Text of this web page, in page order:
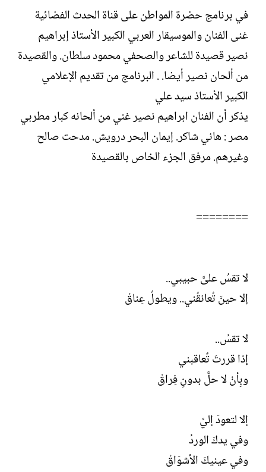
ا
ت
ب
ر
ي
خ
ل
إ
ا
ء
في برنامج حضرة المواطن على قناة الحدث الفضائية
غنى الفنان والموسيقار العربي الكبير الأستاذ إبراهيم
نصير قصيدة للشاعر والصحفي محمود سلطان. والقصيدة
من ألحان نصير أيضا. . البرنامج من تقديم الإعلامي
الكبير الأستاذ سيد علي
يذكر أن الفنان ابراهيم نصير غني من ألحانه كبار مطربي
مصر : هاني شاكر. إيمان البحر درويش. مدحت صالح
وغيرهم. مرفق الجزء الخاص بالقصيدة
========
لا تقسُ علىَّ حبيبي..
إلا حينَ تُعانقُني.. ويطولُ عِناقْ
لا تقسُ..
إذا قررتَ تٌعاقبني
وبِأنْ لا حلَّ بدونِ فِراقْ
إلا لتعودَ إليَّ
وفي يدكَ الوردُ
وفي عينيكَ الأشوَاقْ